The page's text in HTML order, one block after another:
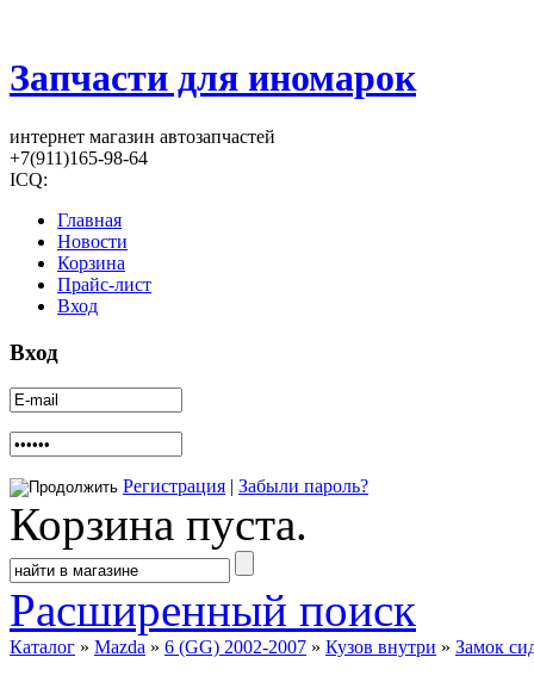
Запчасти для иномарок
интернет магазин автозапчастей
+7(911)165-98-64
ICQ:
Главная
Новости
Корзина
Прайс-лист
Вход
Вход
Регистрация | Забыли пароль?
Корзина пуста.
Расширенный поиск
Каталог » Mazda » 6 (GG) 2002-2007 » Кузов внутри » Замок